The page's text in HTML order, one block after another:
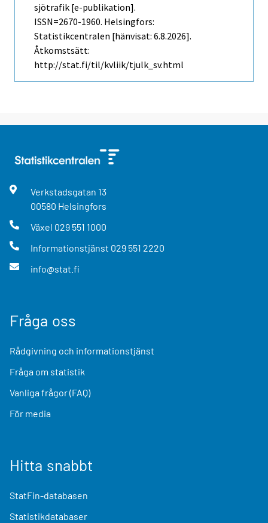
sjötrafik [e-publikation].
ISSN=2670-1960. Helsingfors:
Statistikcentralen [hänvisat: 6.8.2026].
Åtkomstsätt:
http://stat.fi/til/kvliik/tjulk_sv.html
Verkstadsgatan 13
00580 Helsingfors
Växel 029 551 1000
Informationstjänst 029 551 2220
info@stat.fi
Fråga oss
Rådgivning och informationstjänst
Fråga om statistik
Vanliga frågor (FAQ)
För media
Hitta snabbt
StatFin-databasen
Statistikdatabaser